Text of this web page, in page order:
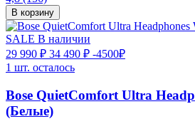
В корзину
SALE В наличии
29 990 ₽ 34 490 ₽ -4500₽
1 шт. осталось
Bose QuietComfort Ultra
(Белые)